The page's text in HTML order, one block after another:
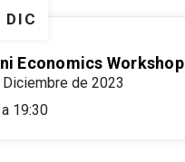
DIC
Economics Workshop
de 2023
19:30